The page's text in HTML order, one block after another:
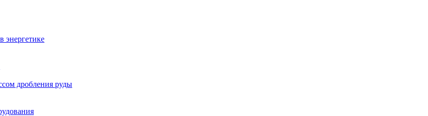
энергетике
дробления руды